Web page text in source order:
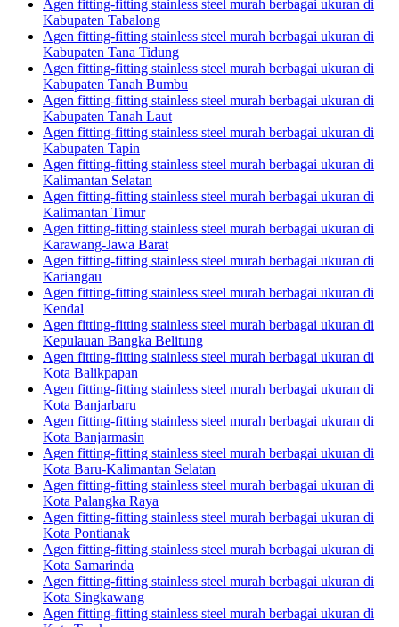
Agen fitting-fitting stainless steel murah berbagai ukuran di
Kabupaten Tabalong
Agen fitting-fitting stainless steel murah berbagai ukuran di
Kabupaten Tana Tidung
Agen fitting-fitting stainless steel murah berbagai ukuran di
Kabupaten Tanah Bumbu
Agen fitting-fitting stainless steel murah berbagai ukuran di
Kabupaten Tanah Laut
Agen fitting-fitting stainless steel murah berbagai ukuran di
Kabupaten Tapin
Agen fitting-fitting stainless steel murah berbagai ukuran di
Kalimantan Selatan
Agen fitting-fitting stainless steel murah berbagai ukuran di
Kalimantan Timur
Agen fitting-fitting stainless steel murah berbagai ukuran di
Karawang-Jawa Barat
Agen fitting-fitting stainless steel murah berbagai ukuran di
Kariangau
Agen fitting-fitting stainless steel murah berbagai ukuran di
Kendal
Agen fitting-fitting stainless steel murah berbagai ukuran di
Kepulauan Bangka Belitung
Agen fitting-fitting stainless steel murah berbagai ukuran di
Kota Balikpapan
Agen fitting-fitting stainless steel murah berbagai ukuran di
Kota Banjarbaru
Agen fitting-fitting stainless steel murah berbagai ukuran di
Kota Banjarmasin
Agen fitting-fitting stainless steel murah berbagai ukuran di
Kota Baru-Kalimantan Selatan
Agen fitting-fitting stainless steel murah berbagai ukuran di
Kota Palangka Raya
Agen fitting-fitting stainless steel murah berbagai ukuran di
Kota Pontianak
Agen fitting-fitting stainless steel murah berbagai ukuran di
Kota Samarinda
Agen fitting-fitting stainless steel murah berbagai ukuran di
Kota Singkawang
Agen fitting-fitting stainless steel murah berbagai ukuran di